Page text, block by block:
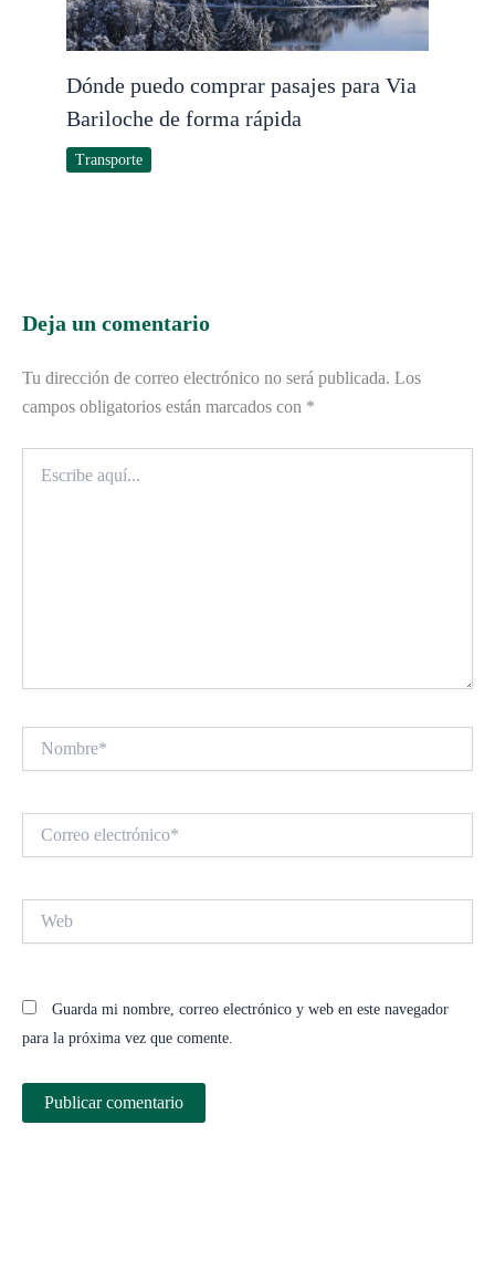
Dónde puedo comprar pasajes para Via
Bariloche de forma rápida
Transporte
Deja un comentario
Tu dirección de correo electrónico no será publicada. Los
campos obligatorios están marcados con *
aquí...
electrónico*
Guarda mi nombre, correo electrónico y web en este navegador
para la próxima vez que comente.